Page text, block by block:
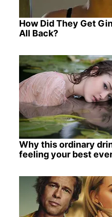
How Did They Get
All Back?
Why this ordinary
feeling your best